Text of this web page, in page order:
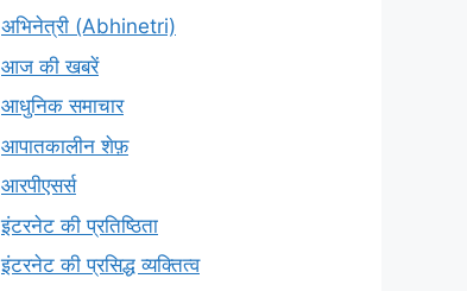
अभिनेत्री (Abhinetri)
आज की खबरें
आधुनिक समाचार
आपातकालीन शेफ़
आरपीएसर्स
इंटरनेट की प्रतिष्ठिता
इंटरनेट की प्रसिद्ध व्यक्तित्व